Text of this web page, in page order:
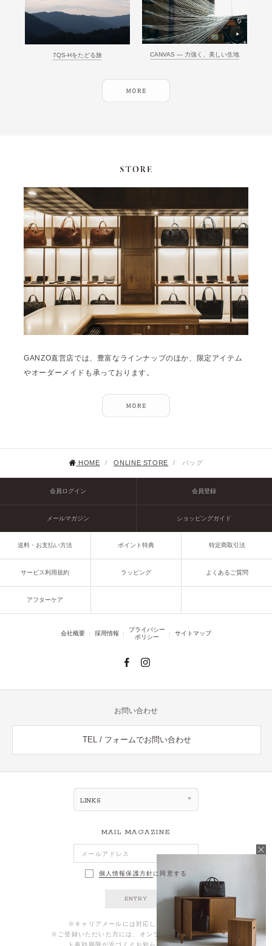
7QS-Hをたどる旅 CANVAS ― 力強く、美しい生地
GANZO直営店では、豊富なラインナップのほか、限定アイテム
やオーダーメイドも承っております。
HOME / ONLINE STORE / バッグ
会員ログイン 会員登録
メールマガジン ショッピングガイド
送料・お支払い方法 ポイント特典 特定商取引法
サービス利用規約 ラッピング よくあるご質問
アフターケア
会社概要 採用情報
プライバシー
ポリシー
サイトマップ
お問い合わせ
TEL / フォームでお問い合わせ
LINKS
MAIL MAGAZINE
個人情報保護方針に同意する
ENTRY
※キャリアメールには対応しておりません。
※ご登録いただいた方には、オンラインストアのポイン